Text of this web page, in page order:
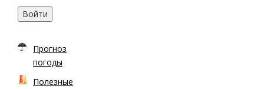
Войти
Прогноз
погоды
Полезные